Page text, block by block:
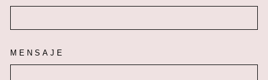
MENSAJE